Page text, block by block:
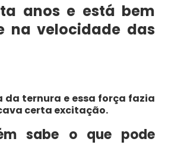
anos e está bem
na velocidade das
ternura e essa força fazia
certa excitação.
sabe o que pode